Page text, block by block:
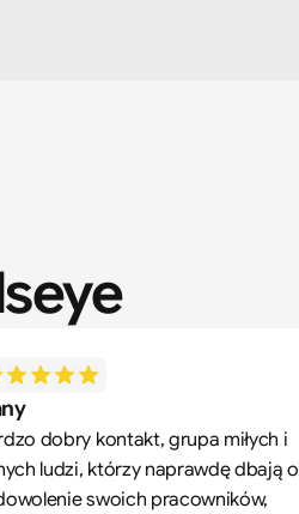
dobry kontakt, grupa miłych i
ludzi, którzy naprawdę dbają o
swoich pracowników,